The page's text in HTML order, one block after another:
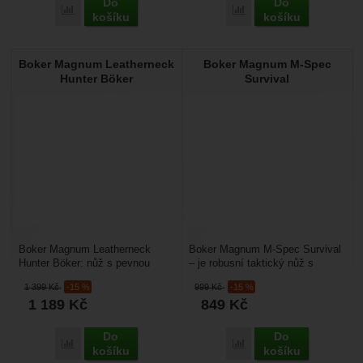
Přidat 'Boker Plus Advance Pro Fixed Blade' k porovnání
košíku
Přidat 'Boker Plus
košíku
Boker Magnum Leatherneck
Hunter Böker
1 399Kč -15 %
1 189 Kč
Přidat 'Boker Magnum Leatherneck Hunter Böker' k
Do
košíku
Boker Magnum Leatherneck
Hunter Böker: nůž s pevnou
outdoorové aktivity. Čepe...
Boker Magnum M-Spec
Survival
999Kč -15 %
849 Kč
Přidat 'Boker Magnum
Do
košíku
Boker Magnum M-Spec Survival
– je robusní taktický nůž s
vojáky, bezpečnostní...